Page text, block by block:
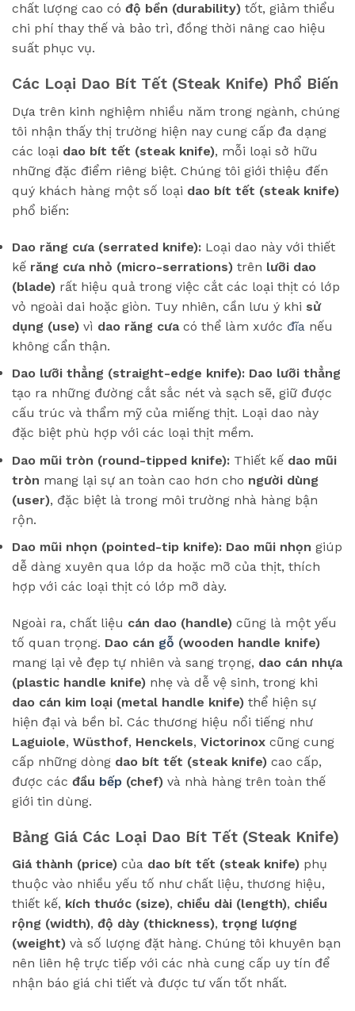
chất lượng cao có độ bền (durability) tốt, giảm thiểu
chi phí thay thế và bảo trì, đồng thời nâng cao hiệu
suất phục vụ.
Các Loại Dao Bít Tết (Steak Knife) Phổ Biến
Dựa trên kinh nghiệm nhiều năm trong ngành, chúng
tôi nhận thấy thị trường hiện nay cung cấp đa dạng
các loại dao bít tết (steak knife), mỗi loại sở hữu
những đặc điểm riêng biệt. Chúng tôi giới thiệu đến
quý khách hàng một số loại dao bít tết (steak knife)
phổ biến:
Dao răng cưa (serrated knife): Loại dao này với thiết
kế răng cưa nhỏ (micro-serrations) trên lưỡi dao
(blade) rất hiệu quả trong việc cắt các loại thịt có lớp
vỏ ngoài dai hoặc giòn. Tuy nhiên, cần lưu ý khi sử
dụng (use) vì dao răng cưacó thể làm xước đĩa nếu
không cẩn thận.
Dao lưỡi thẳng (straight-edge knife): Dao lưỡi thẳng
tạo ra những đường cắt sắc nét và sạch sẽ, giữ được
cấu trúc và thẩm mỹ của miếng thịt. Loại dao này
đặc biệt phù hợp với các loại thịt mềm.
Dao mũi tròn (round-tipped knife): Thiết kế dao mũi
tròn mang lại sự an toàn cao hơn cho người dùng
(user), đặc biệt là trong môi trường nhà hàng bận
rộn.
Dao mũi nhọn (pointed-tip knife): Dao mũi nhọn giúp
dễ dàng xuyên qua lớp da hoặc mỡ của thịt, thích
hợp với các loại thịt có lớp mỡ dày.
Ngoài ra, chất liệu cán dao (handle) cũng là một yếu
tố quan trọng. Dao cán gỗ (wooden handle knife)
mang lại vẻ đẹp tự nhiên và sang trọng, dao cán nhựa
(plastic handle knife) nhẹ và dễ vệ sinh, trong khi
dao cán kim loại (metal handle knife) thể hiện sự
hiện đại và bền bỉ. Các thương hiệu nổi tiếng như
Laguiole, Wüsthof, Henckels, Victorinox cũng cung
cấp những dòng dao bít tết (steak knife) cao cấp,
được các đầu bếp (chef) và nhà hàng trên toàn thế
giới tin dùng.
Bảng Giá Các Loại Dao Bít Tết (Steak Knife)
Giá thành (price) của dao bít tết (steak knife) phụ
thuộc vào nhiều yếu tố như chất liệu, thương hiệu,
thiết kế, kích thước (size), chiều dài (length), chiều
rộng (width), độ dày (thickness), trọng lượng
(weight) và số lượng đặt hàng. Chúng tôi khuyên bạn
nên liên hệ trực tiếp với các nhà cung cấp uy tín để
nhận báo giá chi tiết và được tư vấn tốt nhất.